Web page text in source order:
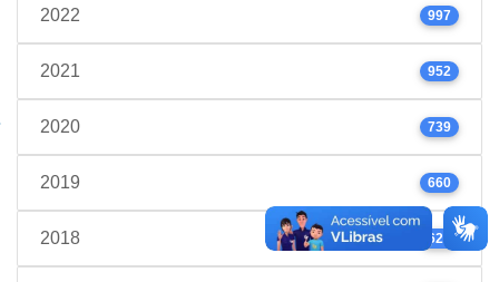
2022 997
2021 952
2020 739
2019 660
2018 623